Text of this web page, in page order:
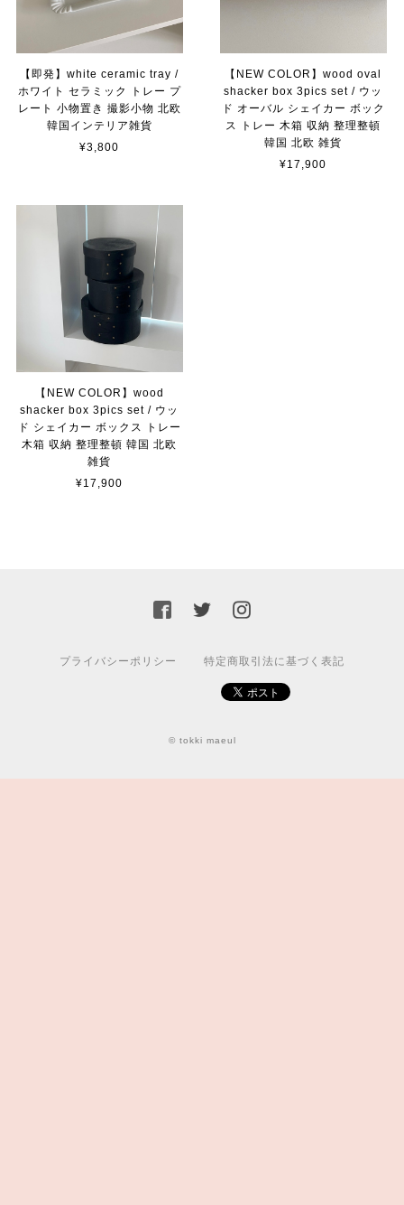
【即発】white ceramic tray /
ホワイト セラミック トレー プ
レート 小物置き 撮影小物 北欧
韓国インテリア雑貨
¥3,800
【NEW COLOR】wood oval
shacker box 3pics set / ウッ
ド オーバル シェイカー ボック
ス トレー 木箱 収納 整理整頓
韓国 北欧 雑貨
¥17,900
【NEW COLOR】wood
shacker box 3pics set / ウッ
ド シェイカー ボックス トレー
木箱 収納 整理整頓 韓国 北欧
雑貨
¥17,900
プライバシーポリシー 特定商取引法に基づく表記
© tokki maeul